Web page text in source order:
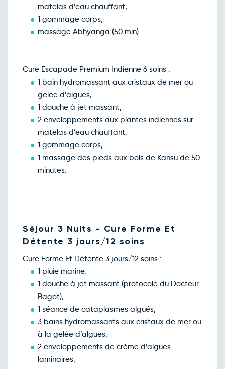
matelas d’eau chauffant,
1 gommage corps,
massage Abhyanga (50 min).
Cure Escapade Premium Indienne 6 soins :
1 bain hydromassant aux cristaux de mer ou
gelée d’algues,
1 douche à jet massant,
2 enveloppements aux plantes indiennes sur
matelas d’eau chauffant,
1 gommage corps,
1 massage des pieds aux bols de Kansu de 50
minutes.
Séjour 3 Nuits - Cure Forme Et
Détente 3 jours/12 soins
Cure Forme Et Détente 3 jours/12 soins :
1 pluie marine,
1 douche à jet massant (protocole du Docteur
Bagot),
1 séance de cataplasmes algués,
3 bains hydromassants aux cristaux de mer ou
à la gelée d’algues,
2 enveloppements de crème d’algues
laminaires,